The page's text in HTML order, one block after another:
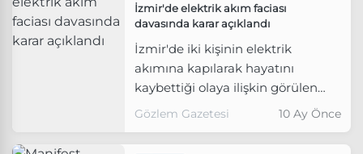
İzmir'de elektrik akım faciası
davasında karar açıklandı
İzmir'de iki kişinin elektrik
akımına kapılarak hayatını
kaybettiği olaya ilişkin görülen
davada 30 sanık hakkında 4 yıl 2
Gözlem Gazetesi 10 Ay Önce